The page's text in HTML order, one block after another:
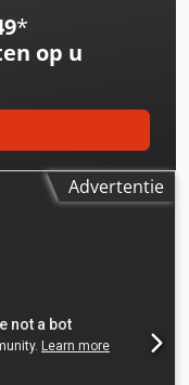
*
op u
Advertentie